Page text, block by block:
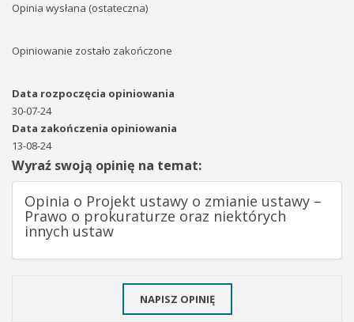
Opinia wysłana (ostateczna)
Opiniowanie zostało zakończone
Data rozpoczęcia opiniowania
30-07-24
Data zakończenia opiniowania
13-08-24
Wyraź swoją opinię na temat:
Opinia o Projekt ustawy o zmianie ustawy –
Prawo o prokuraturze oraz niektórych
innych ustaw
NAPISZ OPINIĘ